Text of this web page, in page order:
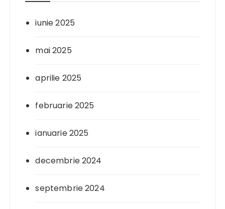
iunie 2025
mai 2025
aprilie 2025
februarie 2025
ianuarie 2025
decembrie 2024
septembrie 2024